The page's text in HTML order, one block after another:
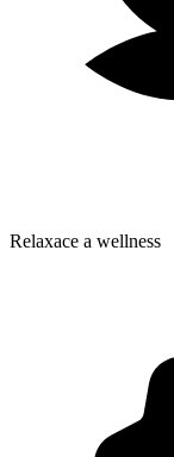
Relaxace a wellness